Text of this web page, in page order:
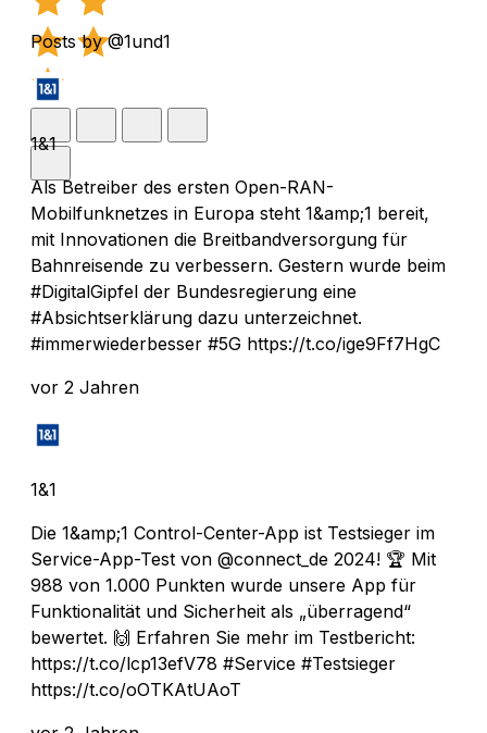
Posts by @1und1
1&1
Als Betreiber des ersten Open-RAN-
Mobilfunknetzes in Europa steht 1&amp;1 bereit,
mit Innovationen die Breitbandversorgung für
Bahnreisende zu verbessern. Gestern wurde beim
#DigitalGipfel der Bundesregierung eine
#Absichtserklärung dazu unterzeichnet.
#immerwiederbesser #5G https://t.co/ige9Ff7HgC
vor 2 Jahren
1&1
Die 1&amp;1 Control-Center-App ist Testsieger im
Service-App-Test von @connect_de 2024! 🏆 Mit
988 von 1.000 Punkten wurde unsere App für
Funktionalität und Sicherheit als „überragend“
bewertet. 🙌 Erfahren Sie mehr im Testbericht:
https://t.co/lcp13efV78 #Service #Testsieger
https://t.co/oOTKAtUAoT